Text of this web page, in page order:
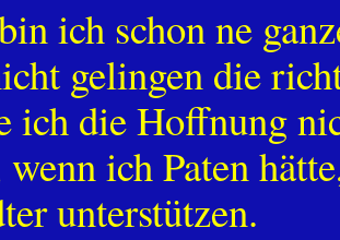
ich schon ne
gelingen die
ich die Hoffnung
wenn ich Paten
unterstützen.